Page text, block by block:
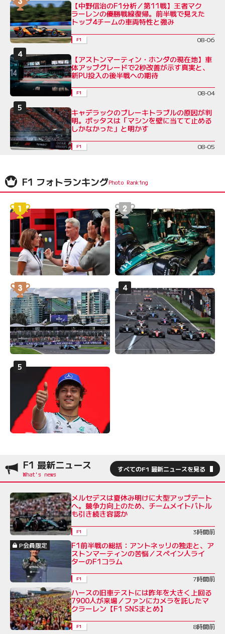
【中野信治のF1分析／第11戦】王者マク
ラーレンの優勝戦線復帰。前半戦で見えた
トップ4チームの車両特性と強み
F1 08-06
【アストンマーティン・ホンダの現在地】車
体アップグレードで2秒改善が示す真実と、
新PU投入の後半戦への期待
F1 08-04
キャデラックのブレーキトラブルの原因が判
明。ボッタスは「マシンを壁に当てて止める
しかなかった」と明かす
F1 08-05
F1 フォトランキング
F1 最新ニュース すべてのF1 最新ニュースを見る
メルセデスは夏休み明けに大型アップデート
へ。競争力向上のため、チームメイトバトル
も引き続き容認か
F1
3時間前
P会員限定
F1前半戦の総括：アントネッリの独走と、ア
ストンマーティンの苦悩／スペイン人ライ
ターのF1コラム
F1 7時間前
ハースの旧車テストには昨年を大きく上回る
7900人が来場／ファンにカメラを託したマ
クラーレン【F1 SNSまとめ】
F1
8時間前